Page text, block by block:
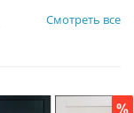
Смотреть все